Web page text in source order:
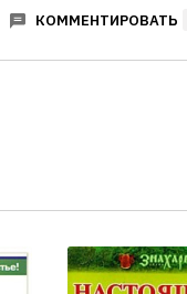
КОММЕНТИРОВАТЬ